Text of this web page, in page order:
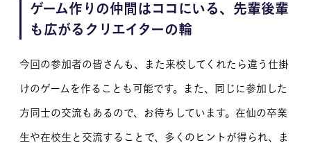
ゲーム作りの仲間はココにいる、先輩後輩
も広がるクリエイターの輪
今回の参加者の皆さんも、また来校してくれたら違う仕掛
けのゲームを作ることも可能です。また、同じに参加した
方同士の交流もあるので、お待ちしています。在仙の卒業
生や在校生と交流することで、多くのヒントが得られ、ま